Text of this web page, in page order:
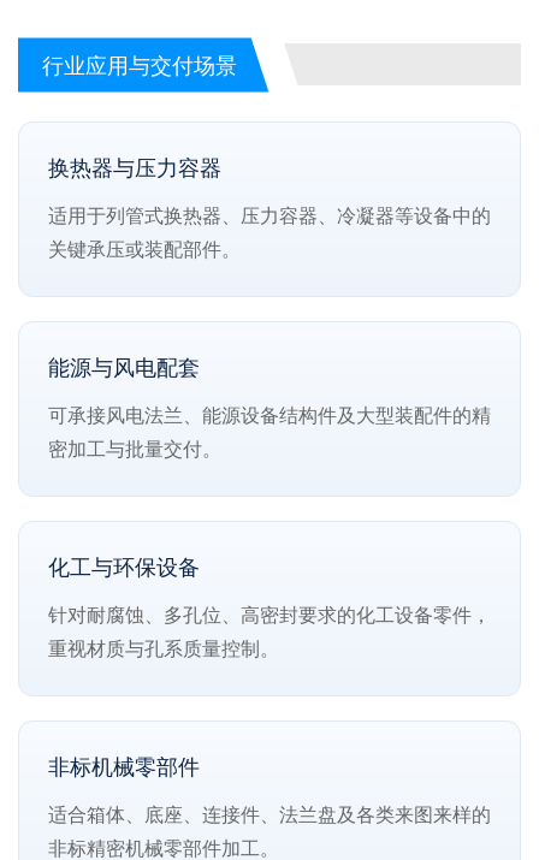
行业应用与交付场景
换热器与压力容器
适用于列管式换热器、压力容器、冷凝器等设备中的
关键承压或装配部件。
能源与风电配套
可承接风电法兰、能源设备结构件及大型装配件的精
密加工与批量交付。
化工与环保设备
针对耐腐蚀、多孔位、高密封要求的化工设备零件，
重视材质与孔系质量控制。
非标机械零部件
适合箱体、底座、连接件、法兰盘及各类来图来样的
非标精密机械零部件加工。